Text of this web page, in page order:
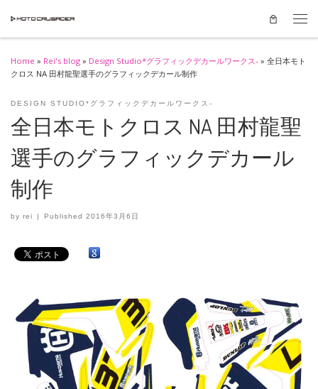
Skip to content
Home » Rei's blog » Design Studio*グラフィックデカールワークス- » 全日本モト
クロス NA 田村龍聖選手のグラフィックデカール制作
DESIGN STUDIO*グラフィックデカールワークス-
全日本モトクロス NA 田村龍聖
選手のグラフィックデカール
制作
by rei Published2016年3月6日